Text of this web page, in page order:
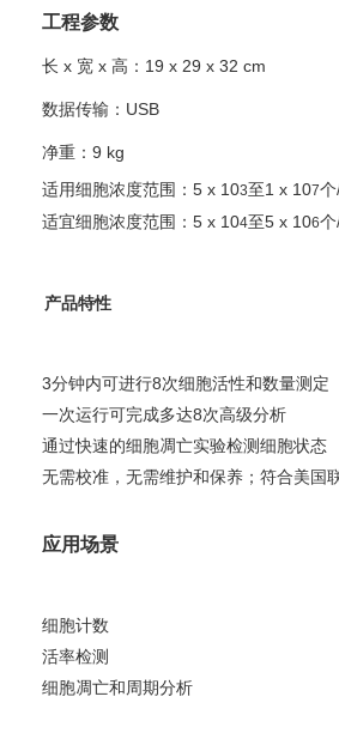
工程参数
长 x 宽 x 高：19 x 29 x 32 cm
数据传输：USB
净重：9 kg
适用细胞浓度范围：5 x 103至1 x 107
适宜细胞浓度范围：5 x 104至5 x 106
产品特性
3分钟内可进行8次细胞活性和数量测定
一次运行可完成多达8次高级分析
通过快速的细胞凋亡实验检测细胞状态
无需校准，无需维护和保养；符合美国
应用场景
细胞计数
活率检测
细胞凋亡和周期分析